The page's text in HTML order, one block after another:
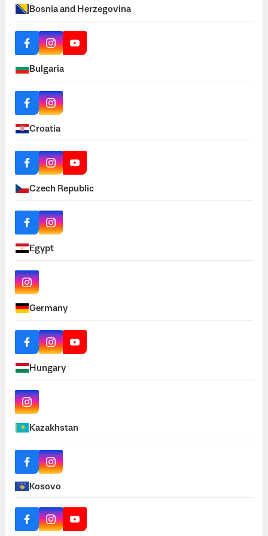
Bosnia and Herzegovina
Bulgaria
Croatia
Czech Republic
Egypt
Germany
Hungary
Kazakhstan
Kosovo